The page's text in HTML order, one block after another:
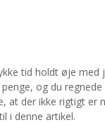
tid holdt øje
og du
at der ikke rigtigt
i denne artikel.